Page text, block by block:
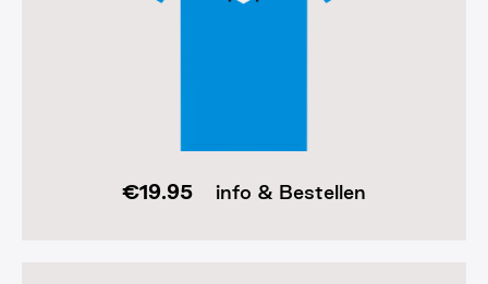
€19.95 info & Bestellen